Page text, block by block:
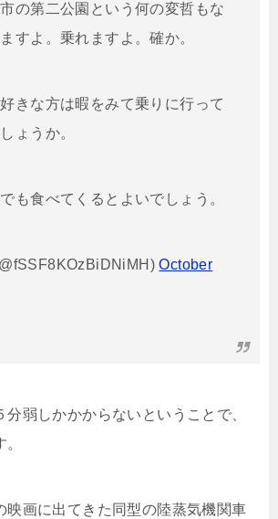
の第二公園という何の変哲もな
すよ。乗れますよ。確か。
きな方は暇をみて乗りに行って
ょうか。
も食べてくるとよいでしょう。
October
分弱しかかからないということで、
映画に出てきた同型の陸蒸気機関車